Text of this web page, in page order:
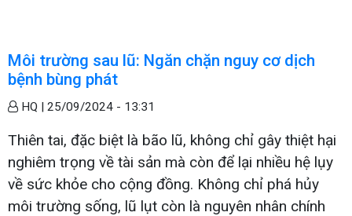
Môi trường sau lũ: Ngăn chặn nguy cơ dịch
bệnh bùng phát
HQ | 25/09/2024 - 13:31
Thiên tai, đặc biệt là bão lũ, không chỉ gây thiệt hại
nghiêm trọng về tài sản mà còn để lại nhiều hệ lụy
về sức khỏe cho cộng đồng. Không chỉ phá hủy
môi trường sống, lũ lụt còn là nguyên nhân chính